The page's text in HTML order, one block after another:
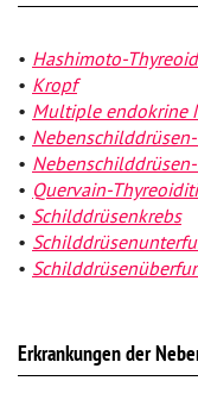
Hashimoto-
Kropf
Multiple endokrine
Quervain-
Schilddrüsenkrebs
Erkrankungen der